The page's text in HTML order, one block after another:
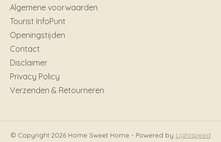
Algemene voorwaarden
Tourist InfoPunt
Openingstijden
Contact
Disclaimer
Privacy Policy
Verzenden & Retourneren
© Copyright 2026 Home Sweet Home - Powered by Lightspeed